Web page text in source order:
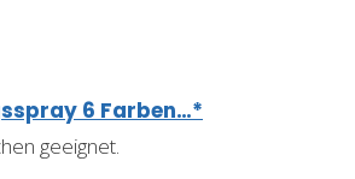
6 Farben…*
geeignet.